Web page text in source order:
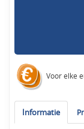
Voor elke
Informatie